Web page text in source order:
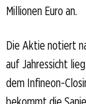
Millionen Euro an.
Die Aktie notiert
auf Jahressicht
dem Infineon-